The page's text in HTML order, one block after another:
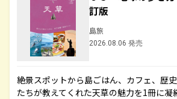
訂版
島旅
2026.08.06 発売
絶景スポットから島ごはん、カフェ、歴
たちが教えてくれた天草の魅力を1冊に凝